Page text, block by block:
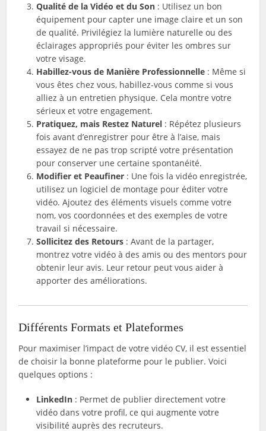
Qualité de la Vidéo et du Son : Utilisez un bon
équipement pour capter une image claire et un son
de qualité. Privilégiez la lumière naturelle ou des
éclairages appropriés pour éviter les ombres sur
votre visage.
Habillez-vous de Manière Professionnelle : Même si
vous êtes chez vous, habillez-vous comme si vous
alliez à un entretien physique. Cela montre votre
sérieux et votre engagement.
Pratiquez, mais Restez Naturel : Répétez plusieurs
fois avant d’enregistrer pour être à l’aise, mais
essayez de ne pas trop scripté votre présentation
pour conserver une certaine spontanéité.
Modifier et Peaufiner : Une fois la vidéo enregistrée,
utilisez un logiciel de montage pour éditer votre
vidéo. Ajoutez des éléments visuels comme votre
nom, vos coordonnées et des exemples de votre
travail si nécessaire.
Sollicitez des Retours : Avant de la partager,
montrez votre vidéo à des amis ou des mentors pour
obtenir leur avis. Leur retour peut vous aider à
apporter des améliorations.
Différents Formats et Plateformes
Pour maximiser l’impact de votre vidéo CV, il est essentiel
de choisir la bonne plateforme pour le publier. Voici
quelques options :
LinkedIn : Permet de publier directement votre
vidéo dans votre profil, ce qui augmente votre
visibilité auprès des recruteurs.